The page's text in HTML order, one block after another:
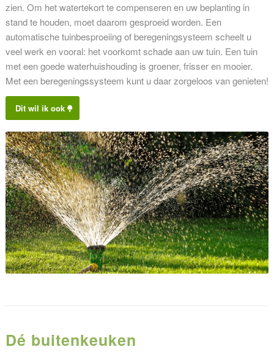
zien. Om het watertekort te compenseren en uw beplanting in
stand te houden, moet daarom gesproeid worden. Een
automatische tuinbesproeiing of beregeningsysteem scheelt u
veel werk en vooral: het voorkomt schade aan uw tuin. Een tuin
met een goede waterhuishouding is groener, frisser en mooier.
Met een beregeningssysteem kunt u daar zorgeloos van genieten!
Dit wil ik ook
Dé buitenkeuken